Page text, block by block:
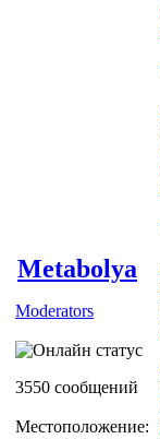
Metabolya
Moderators
3550 сообщений
Местоположение: